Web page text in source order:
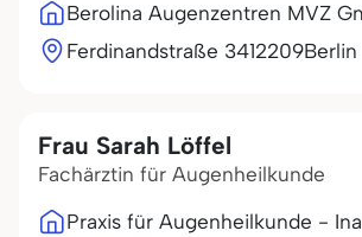
Berolina Augenzentren MVZ
Ferdinandstraße 3412209Berlin
Frau Sarah Löffel
Fachärztin für Augenheilkunde
Praxis für Augenheilkunde -